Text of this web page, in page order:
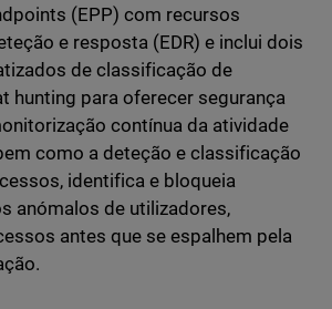
(EPP) com recursos
e resposta (EDR) e inclui dois
de classificação de
hunting para oferecer segurança
contínua da atividade
como a deteção e classificação
identifica e bloqueia
anómalos de utilizadores,
antes que se espalhem pela